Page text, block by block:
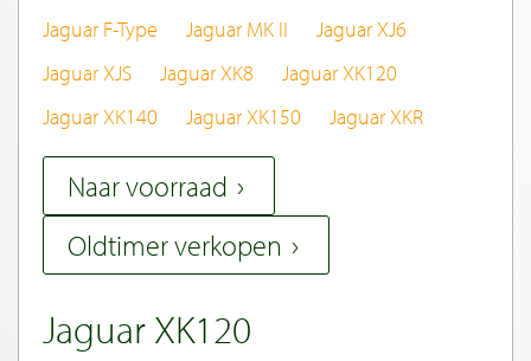
Jaguar F-Type
Jaguar MK II
Jaguar XJ6
Jaguar XJS
Jaguar XK8
Jaguar XK120
Jaguar XK140
Jaguar XK150 Jaguar XKR
Naar voorraad
Oldtimer verkopen
Jaguar XK120